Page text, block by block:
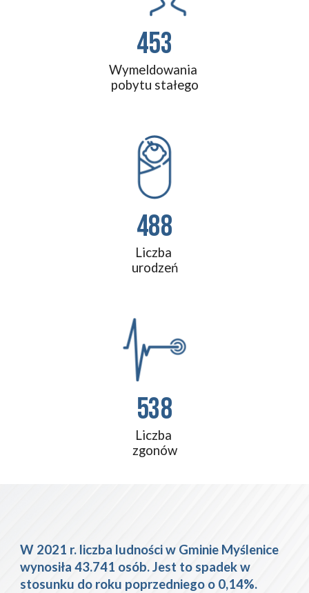
453
Wymeldowania
pobytu stałego
488
Liczba
urodzeń
538
Liczba
zgonów
W 2021 r. liczba ludności w Gminie Myślenice
wynosiła 43.741 osób. Jest to spadek w